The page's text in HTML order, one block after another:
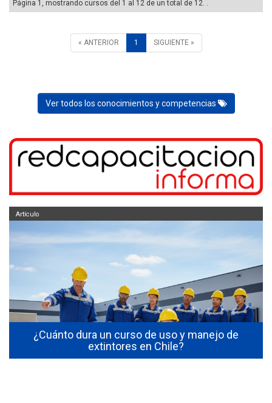
Página 1, mostrando cursos del 1 al 12 de un total de 12. .
« ANTERIOR 1 SIGUIENTE »
Ver todos los conocimientos y competencias
¿Cuánto dura un curso de uso y manejo de
extintores en Chile?
Artículo